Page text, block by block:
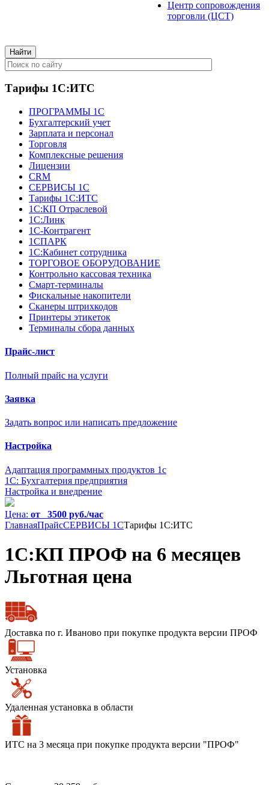
Центр сопровождения
торговли (ЦСТ)
Тарифы 1С:ИТС
ПРОГРАММЫ 1С
Бухгалтерский учет
Зарплата и персонал
Торговля
Комплексные решения
Лицензии
CRM
СЕРВИСЫ 1С
Тарифы 1С:ИТС
1С:КП Отраслевой
1С:Линк
1С-Контрагент
1СПАРК
1С:Кабинет сотрудника
ТОРГОВОЕ ОБОРУДОВАНИЕ
Контрольно кассовая техника
Смарт-терминалы
Фискальные накопители
Сканеры штрихкодов
Принтеры этикеток
Терминалы сбора данных
Прайс-лист
Полный прайс на услуги
Заявка
Задать вопрос или написать предложение
Настройка
Адаптация программных продуктов 1с
1С: Бухгалтерия предприятия
Настройка и внедрение
Цена: от 3500 руб./час
ГлавнаяПрайсСЕРВИСЫ 1СТарифы 1С:ИТС
1С:КП ПРОФ на 6 месяцев
Льготная цена
Доставка по г. Иваново при покупке продукта версии ПРОФ
Установка
Удаленная установка в области
ИТС на 3 месяца при покупке продукта версии "ПРОФ"